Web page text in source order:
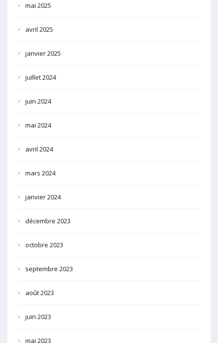
mai 2025
avril 2025
janvier 2025
juillet 2024
juin 2024
mai 2024
avril 2024
mars 2024
janvier 2024
décembre 2023
octobre 2023
septembre 2023
août 2023
juin 2023
mai 2023